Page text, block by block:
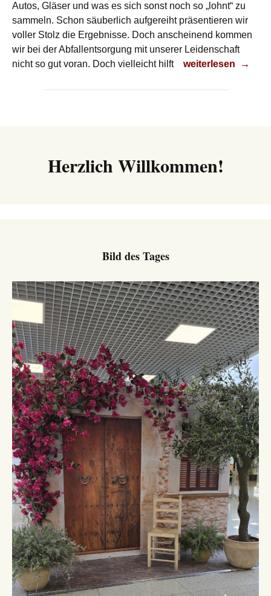
Autos, Gläser und was es sich sonst noch so „lohnt“ zu
sammeln. Schon säuberlich aufgereiht präsentieren wir
voller Stolz die Ergebnisse. Doch anscheinend kommen
wir bei der Abfallentsorgung mit unserer Leidenschaft
nicht so gut voran. Doch vielleicht hilft Weniger Müll?
weiterlesen →
Herzlich Willkommen!
Bild des Tages